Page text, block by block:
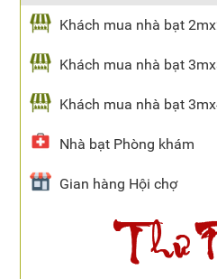
Khách mua nhà bạt
Khách mua nhà bạt
Khách mua nhà bạt
Nhà bạt Phòng khám
Gian hàng Hội chợ